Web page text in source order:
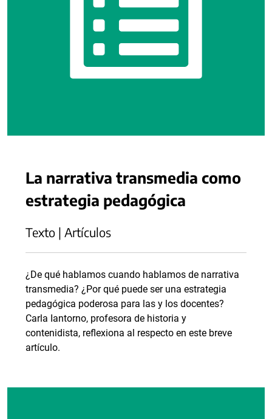
La narrativa transmedia como
estrategia pedagógica
Texto | Artículos
¿De qué hablamos cuando hablamos de narrativa
transmedia? ¿Por qué puede ser una estrategia
pedagógica poderosa para las y los docentes?
Carla Iantorno, profesora de historia y
contenidista, reflexiona al respecto en este breve
artículo.